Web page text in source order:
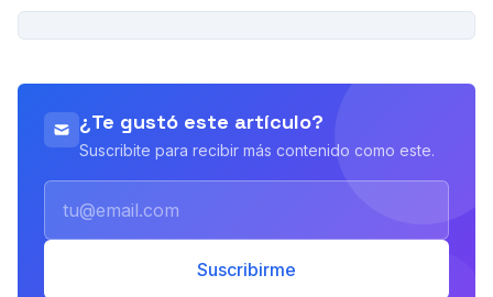
¿Te gustó este artículo?
Suscribite para recibir más contenido como este.
Suscribirme